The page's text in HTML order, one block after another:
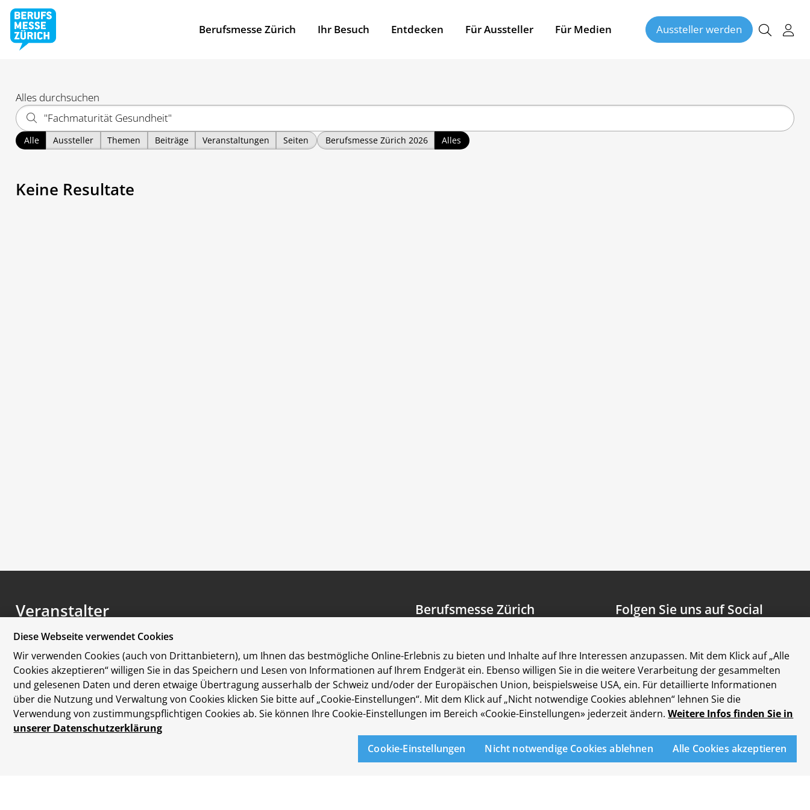
Berufsmesse Zürich Ihr Besuch Entdecken Für Aussteller Für Medien Aussteller werden
Alles durchsuchen
Alle Aussteller Themen Beiträge Veranstaltungen Seiten Berufsmesse Zürich 2026 Alles
Keine Resultate
Veranstalter Berufsmesse Zürich
Aussteller
Newsletter
Medienmitteilungen
Für Aussteller
Auf- und Abbauzeiten
Die Räumlichkeiten der Messe Zürich
sind rollstuhlgängig.
Folgen Sie uns auf Social
Diese Webseite verwendet Cookies
Wir verwenden Cookies (auch von Drittanbietern), um Ihnen das bestmögliche Online-Erlebnis zu bieten und Inhalte auf Ihre Interessen anzupassen. Mit dem Klick auf „Alle
Cookies akzeptieren“ willigen Sie in das Speichern und Lesen von Informationen auf Ihrem Endgerät ein. Ebenso willigen Sie in die weitere Verarbeitung der gesammelten
und gelesenen Daten und deren etwaige Übertragung ausserhalb der Schweiz und/oder der Europäischen Union, beispielsweise USA, ein. Für detaillierte Informationen
über die Nutzung und Verwaltung von Cookies klicken Sie bitte auf „Cookie-Einstellungen“. Mit dem Klick auf „Nicht notwendige Cookies ablehnen“ lehnen Sie die
Verwendung von zustimmungspflichtigen Cookies ab. Sie können Ihre Cookie-Einstellungen im Bereich «Cookie-Einstellungen» jederzeit ändern.Weitere Infos finden Sie in
unserer Datenschutzerklärung
Cookie-Einstellungen
Nicht notwendige Cookies ablehnen Alle Cookies akzeptieren